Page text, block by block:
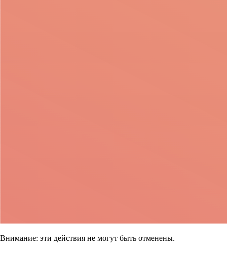
Внимание: эти действия не могут быть отменены.